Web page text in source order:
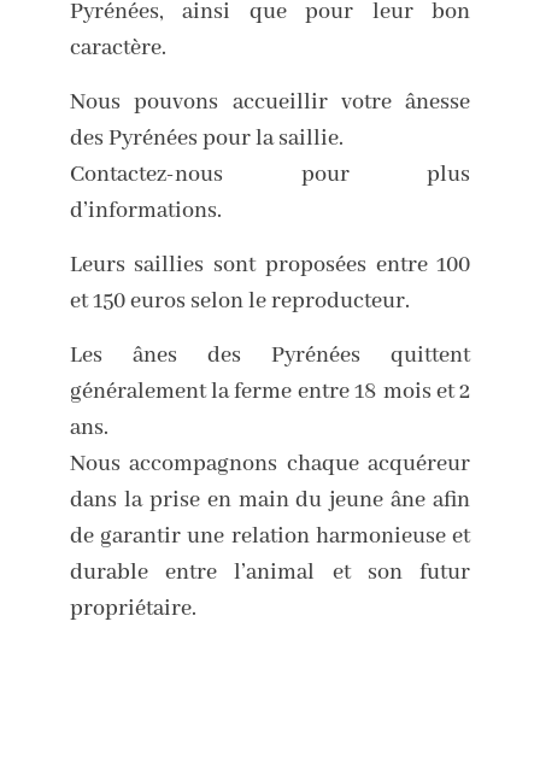
Pyrénées, ainsi que pour leur bon
caractère.
Nous pouvons accueillir votre ânesse
des Pyrénées pour la saillie.
Contactez-nous pour plus
d’informations.
Leurs saillies sont proposées entre 100
et 150 euros selon le reproducteur.
Les ânes des Pyrénées quittent
généralement la ferme entre 18 mois et 2
ans.
Nous accompagnons chaque acquéreur
dans la prise en main du jeune âne afin
de garantir une relation harmonieuse et
durable entre l’animal et son futur
propriétaire.